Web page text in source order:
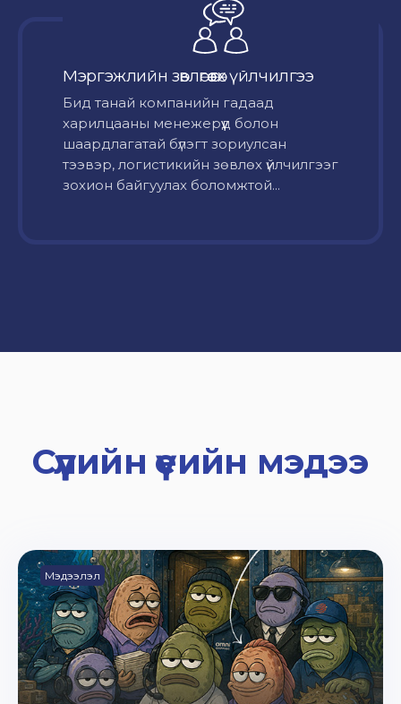
Мэргэжлийн зөвлөгөө өгөх үйлчилгээ
Бид танай компанийн гадаад
харилцааны менежерүүд болон
шаардлагатай бүлэгт зориулсан
тээвэр, логистикийн зөвлөх үйлчилгээг
зохион байгуулах боломжтой...
Сүүлийн үеийн мэдээ
Мэдээлэл